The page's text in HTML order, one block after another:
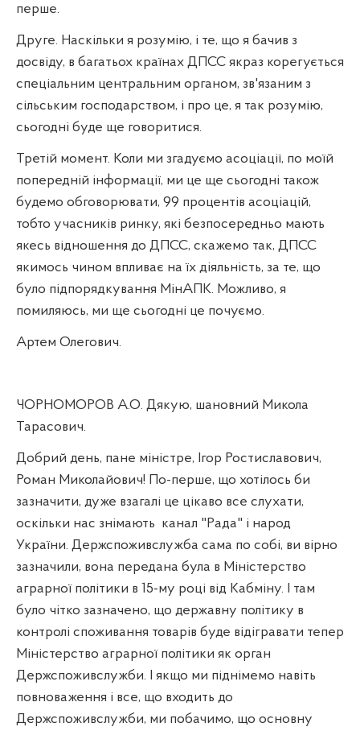
перше.
Друге. Наскільки я розумію, і те, що я бачив з
досвіду, в багатьох країнах ДПСС якраз корегується
спеціальним центральним органом, зв'язаним з
сільським господарством, і про це, я так розумію,
сьогодні буде ще говоритися.
Третій момент. Коли ми згадуємо асоціації, по моїй
попередній інформації, ми це ще сьогодні також
будемо обговорювати, 99 процентів асоціацій,
тобто учасників ринку, які безпосередньо мають
якесь відношення до ДПСС, скажемо так, ДПСС
якимось чином впливає на їх діяльність, за те, що
було підпорядкування МінАПК. Можливо, я
помиляюсь, ми ще сьогодні це почуємо.
Артем Олегович.
ЧОРНОМОРОВ А.О. Дякую, шановний Микола
Тарасович.
Добрий день, пане міністре, Ігор Ростиславович,
Роман Миколайович! По-перше, що хотілось би
зазначити, дуже взагалі це цікаво все слухати,
оскільки нас знімають канал "Рада" і народ
України. Держспоживслужба сама по собі, ви вірно
зазначили, вона передана була в Міністерство
аграрної політики в 15-му році від Кабміну. І там
було чітко зазначено, що державну політику в
контролі споживання товарів буде відігравати тепер
Міністерство аграрної політики як орган
Держспоживслужби. І якщо ми піднімемо навіть
повноваження і все, що входить до
Держспоживслужби, ми побачимо, що основну